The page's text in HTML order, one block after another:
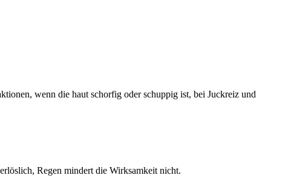
wenn die haut schorfig oder schuppig ist, bei Juckreiz und
Regen mindert die Wirksamkeit nicht.